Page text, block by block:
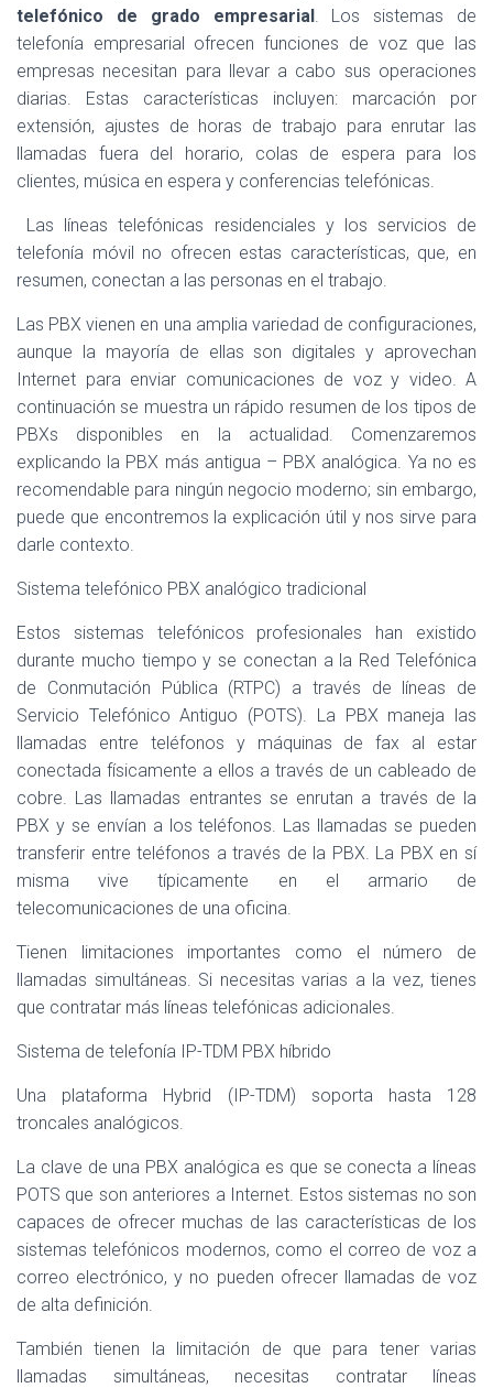
telefónico de grado empresarial. Los sistemas de
telefonía empresarial ofrecen funciones de voz que las
empresas necesitan para llevar a cabo sus operaciones
diarias. Estas características incluyen: marcación por
extensión, ajustes de horas de trabajo para enrutar las
llamadas fuera del horario, colas de espera para los
clientes, música en espera y conferencias telefónicas.
Las líneas telefónicas residenciales y los servicios de
telefonía móvil no ofrecen estas características, que, en
resumen, conectan a las personas en el trabajo.
Las PBX vienen en una amplia variedad de configuraciones,
aunque la mayoría de ellas son digitales y aprovechan
Internet para enviar comunicaciones de voz y video. A
continuación se muestra un rápido resumen de los tipos de
PBXs disponibles en la actualidad. Comenzaremos
explicando la PBX más antigua – PBX analógica. Ya no es
recomendable para ningún negocio moderno; sin embargo,
puede que encontremos la explicación útil y nos sirve para
darle contexto.
Sistema telefónico PBX analógico tradicional
Estos sistemas telefónicos profesionales han existido
durante mucho tiempo y se conectan a la Red Telefónica
de Conmutación Pública (RTPC) a través de líneas de
Servicio Telefónico Antiguo (POTS). La PBX maneja las
llamadas entre teléfonos y máquinas de fax al estar
conectada físicamente a ellos a través de un cableado de
cobre. Las llamadas entrantes se enrutan a través de la
PBX y se envían a los teléfonos. Las llamadas se pueden
transferir entre teléfonos a través de la PBX. La PBX en sí
misma vive típicamente en el armario de
telecomunicaciones de una oficina.
Tienen limitaciones importantes como el número de
llamadas simultáneas. Si necesitas varias a la vez, tienes
que contratar más líneas telefónicas adicionales.
Sistema de telefonía IP-TDM PBX híbrido
Una plataforma Hybrid (IP-TDM) soporta hasta 128
troncales analógicos.
La clave de una PBX analógica es que se conecta a líneas
POTS que son anteriores a Internet. Estos sistemas no son
capaces de ofrecer muchas de las características de los
sistemas telefónicos modernos, como el correo de voz a
correo electrónico, y no pueden ofrecer llamadas de voz
de alta definición.
También tienen la limitación de que para tener varias
llamadas simultáneas, necesitas contratar líneas